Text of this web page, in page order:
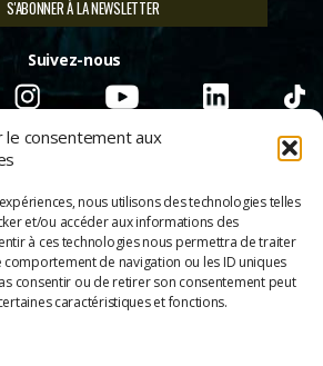
le consentement aux
nous utilisons des technologies telles
et/ou accéder aux informations des
à ces technologies nous permettra de traiter
comportement de navigation ou les ID uniques
consentir ou de retirer son consentement peut
caractéristiques et fonctions.
S'ABONNER À LA NEWSLETTER
Suivez-nous